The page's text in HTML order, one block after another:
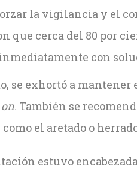
la vigilancia y el
que cerca del 80 por
con
se exhortó a mantener
. También se
como el aretado o
estuvo